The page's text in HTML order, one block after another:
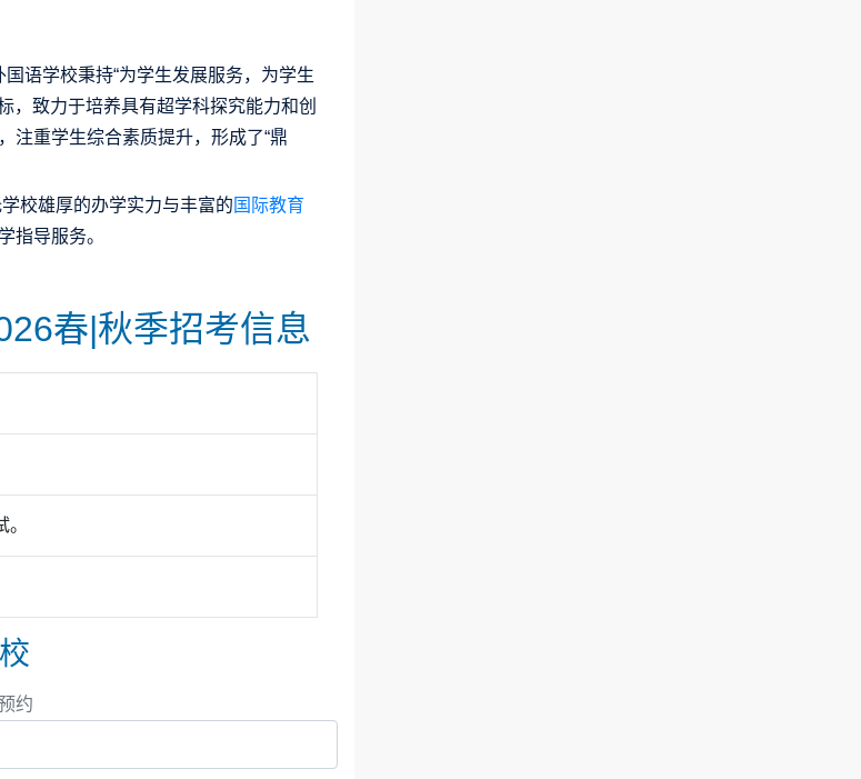
语学校秉持“为学生发展服务，为学生
，致力于培养具有超学科探究能力和创
注重学生综合素质提升，形成了“鼎
校雄厚的办学实力与丰富的 国际教育
指导服务。
春|秋季招考信息
约